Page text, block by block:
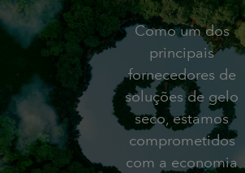
Como um dos
principais
fornecedores de
soluções de gelo
seco, estamos
comprometidos
com a economia